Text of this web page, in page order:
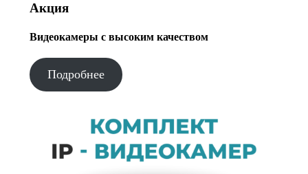
Акция
Видеокамеры с высоким качеством
Подробнее